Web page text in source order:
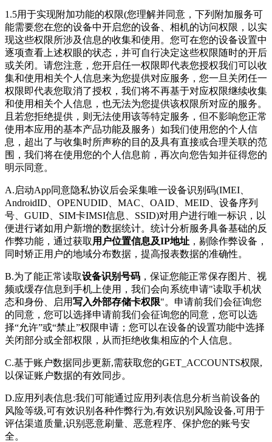
1.5用于实现附加功能的权限(您理解并同意，下列附加服务可
能需要您在您的设备中开启您的设备、相机的访问权限，以实
现这些权限所涉及信息的收集和使用。您可在您的设备设置中
逐项查看上述权眼的状态，并可自行决定这些权限随时的开后
或关闭。请您注意，您开启任一权限即代表您授权我们可以收
集和使用相关个人信息来为您提供对应服务，您一旦关闭任一
权限即代表您取消了授权，我们将不再基于对应权限继续收集
和使用相关个人信息，也无法为您提供该权限所对应的服务。
且若您拒绝提供，则无法使用该等特定服务，但不影响您正常
使用本应用的基本产品功能及服务）如我们使用您的个人信
息，超出了与收集时所声称的目的及具有直接或合理关联的范
围，我们将在使用您的个人信息前，再次向您告知并征得您的
明示同意。
A.启动App同意隐私协议后会采集唯一设备识别码(IMEI、
AndroidID、OPENUDID、MAC、OAID、MEID、设备序列
号、GUID、SIM卡IMSI信息、SSID)对用户进行唯一标识，以
便进行诸如用户新增的数据统计。统计分析服务具备基础的反
作弊功能，通过获取 用户位置信息及IP地址 ，剔除作弊设备，
同时矫正用户的地域分布数据，提高报表数据的准确性。
B.为了能正常读取设备识别号码 ，保证您能正常保存图片、视
频或缓存信息到手机上使用，我们会向系统申请"读取手机状
态和身份、启用写入外部存储卡权限"。申请前我们会征询您
的同意，您可以选择申请前我们会征询您的同意，您可以选
择“允许”或“禁止”权限申请；您可以在设备的设置功能中选择
关闭部分或全部权限，从而拒绝收集相应的个人信息。
C.基于账户数据同步更新,需获取您的GET_ACCOUNTS权限,
以保证账户数据的有效同步。
D.应用列表信息:我们可能通过应用列表信息分析当前设备的
风险等级,可有效识别各种作弊行为,有效识别风险设备,可用于
评估渠道质量,识别恶意刷量、恶意程序、保护您的账号安
全。